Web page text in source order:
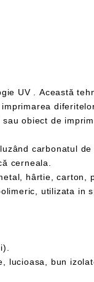
printată sunt utilizate numeroase tipuri de
cerneala.